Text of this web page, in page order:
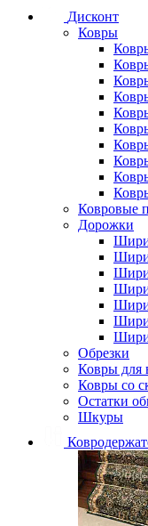
Дисконт
Ковры
Ковровые
Дорожки
Обрезки
Ковры для
Ковры со
Остатки
Шкуры